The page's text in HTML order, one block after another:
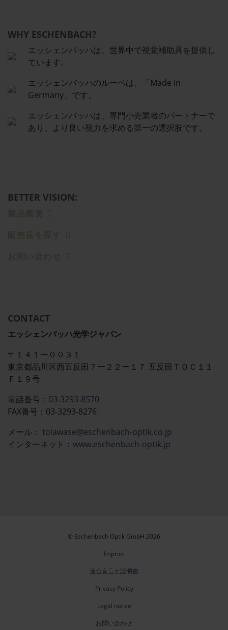
WHY ESCHENBACH?
エッシェンバッハは、世界中で視覚補助具を提供し
ています。
エッシェンバッハのルーペは、「Made In
Germany」です。
エッシェンバッハは、専門小売業者のパートナーで
あり、より良い視力を求める第一の選択肢です。
BETTER VISION:
CONTACT
エッシェンバッハ光学ジャパン
〒１４１ー００３１
東京都品川区西五反田７ー２２ー１７ 五反田ＴＯＣ１１
Ｆ１９号
電話番号： 03-3293-8570
FAX番号：03-3293-8276
メール：​​​​ toiawase@eschenbach-optik.co.jp
インターネット： www.eschenbach-optik.jp
© Eschenbach Optik GmbH 2026
Imprint
適合宣言と証明書
Privacy Policy
Legal notice
お問い合わせ